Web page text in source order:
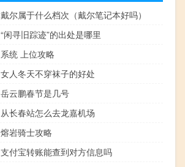
戴尔属于什么档次（戴尔笔记本好吗）
“闲寻旧踪迹”的出处是哪里
系统 上位攻略
女人冬天不穿袜子的好处
岳云鹏春节是几号
从长春站怎么去龙嘉机场
熔岩骑士攻略
支付宝转账能查到对方信息吗